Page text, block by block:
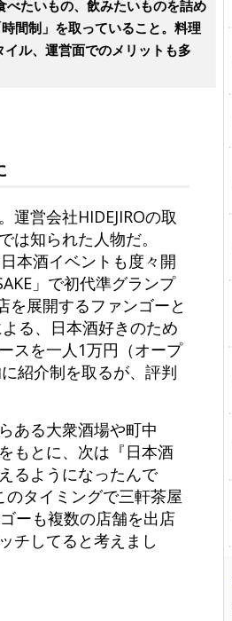
たいもの、飲みたいものを詰め
間制」を取っていること。料理
ル、運営面でのメリットも多
営会社HIDEJIROの取
知られた人物だ。
本酒イベントも度々開
」で初代準グランプ
を展開するファンゴーと
る、日本酒好きのため
スを一人1万円（オープ
紹介制を取るが、評判
ある大衆酒場や町中
もとに、次は『日本酒
るようになったんで
タイミングで三軒茶屋
ーも複数の店舗を出店
チしてると考えまし